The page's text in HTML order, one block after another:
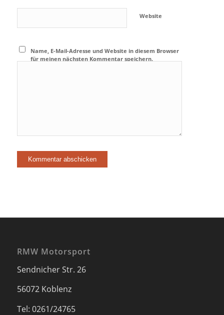
Website
Name, E-Mail-Adresse und Website in diesem Browser
für meinen nächsten Kommentar speichern.
RMW Motorsport
Sendnicher Str. 26
56072 Koblenz
Tel: 0261/24765